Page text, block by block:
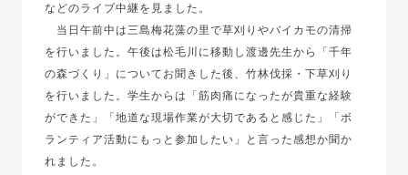
などのライブ中継を見ました。
当日午前中は三島梅花藻の里で草刈りやバイカモの清掃
を行いました。午後は松毛川に移動し渡邊先生から「千年
の森づくり」についてお聞きした後、竹林伐採・下草刈り
を行いました。学生からは「筋肉痛になったが貴重な経験
ができた」「地道な現場作業が大切であると感じた」「ボ
ランティア活動にもっと参加したい」と言った感想か聞か
れました。